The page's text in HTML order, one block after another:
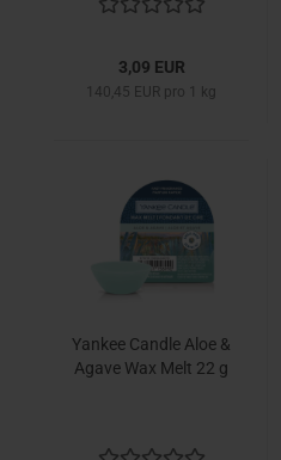
3,09 EUR
140,45 EUR pro 1 kg
Yankee Candle Aloe &
Agave Wax Melt 22 g